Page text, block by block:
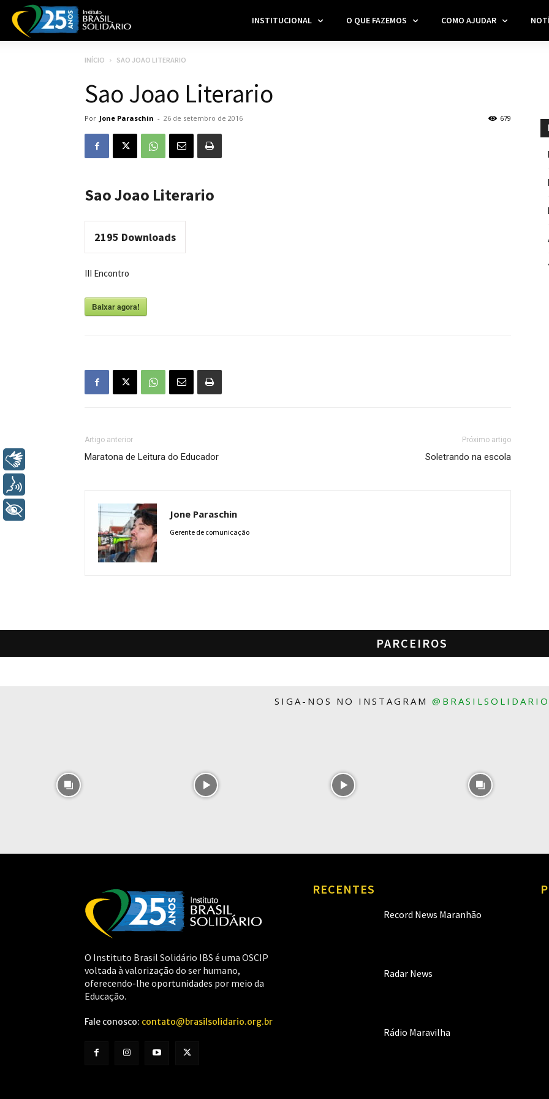
INSTITUCIONAL O QUE FAZEMOS COMO AJUDAR
INÍCIO SAO JOAO LITERARIO
Sao Joao Literario
Por Jone Paraschin - 26 de setembro de 2016 679
Sao Joao Literario
2195 Downloads
III Encontro
Baixar agora!
Artigo anterior
Maratona de Leitura do Educador
Próximo artigo
Soletrando na escola
Jone Paraschin
Gerente de comunicação
PARCEIROS
SIGA-NOS NO INSTAGRAM @BRASILSOLIDARIO
O Instituto Brasil Solidário IBS é uma OSCIP
voltada à valorização do ser humano,
oferecendo-lhe oportunidades por meio da
Educação.
Fale conosco: contato@brasilsolidario.org.br
RECENTES
Record News Maranhão
Radar News
Rádio Maravilha
+ Acessibilidade